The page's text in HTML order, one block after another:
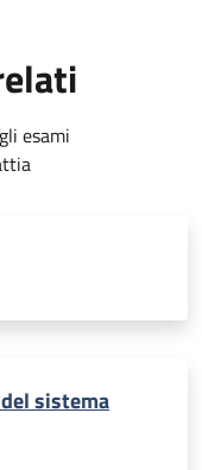
esami
sistema